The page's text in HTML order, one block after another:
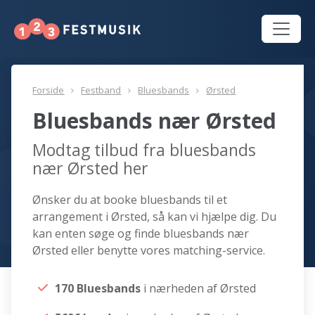
Forside Festband Bluesbands Ørsted
Bluesbands nær Ørsted
Modtag tilbud fra bluesbands
nær Ørsted her
Ønsker du at booke bluesbands til et
arrangement i Ørsted, så kan vi hjælpe dig. Du
kan enten søge og finde bluesbands nær
Ørsted eller benytte vores matching-service.
170 Bluesbands i nærheden af Ørsted